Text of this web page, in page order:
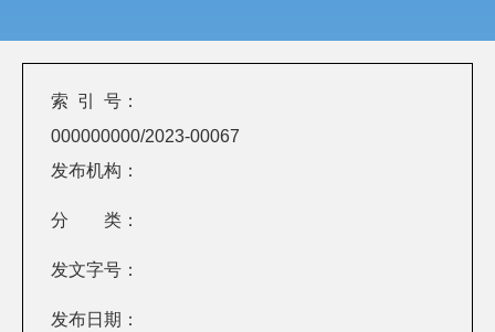
索 引 号：
000000000/2023-00067
发布机构：
分 类：
发文字号：
发布日期：